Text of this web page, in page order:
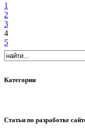
1
2
3
4
5
Категории
Статьи по разработке